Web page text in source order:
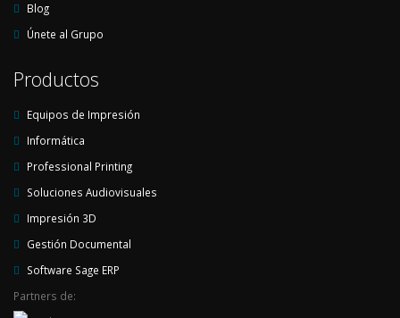
Blog
Únete al Grupo
Productos
Equipos de Impresión
Informática
Professional Printing
Soluciones Audiovisuales
Impresión 3D
Gestión Documental
Software Sage ERP
Partners de: